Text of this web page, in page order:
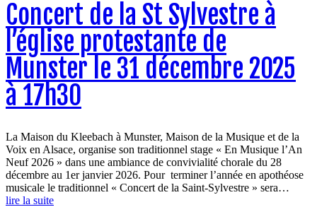
Concert de la St Sylvestre à
l’église protestante de
Munster le 31 décembre 2025
à 17h30
La Maison du Kleebach à Munster, Maison de la Musique et de la
Voix en Alsace, organise son traditionnel stage « En Musique l’An
Neuf 2026 » dans une ambiance de convivialité chorale du 28
décembre au 1er janvier 2026. Pour terminer l’année en apothéose
musicale le traditionnel « Concert de la Saint-Sylvestre » sera…
lire la suite